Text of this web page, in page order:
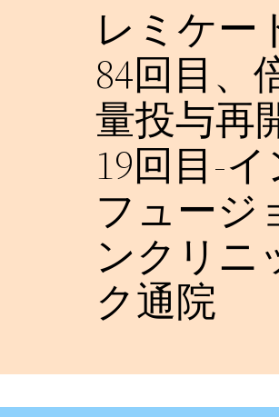
レミケー
84回目、
量投与再
19回目-イ
フュージ
ンクリニ
ク通院